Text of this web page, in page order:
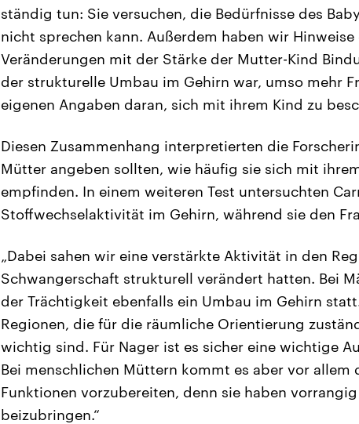
ständig tun: Sie versuchen, die Bedürfnisse des
nicht sprechen kann. Außerdem haben wir
Veränderungen mit der Stärke der Mutter-Kind
der strukturelle Umbau im Gehirn war, umso mehr
eigenen Angaben daran, sich mit ihrem Kind zu
Diesen Zusammenhang interpretierten die
Mütter angeben sollten, wie häufig sie sich mit
empfinden. In einem weiteren Test untersuchten
Stoffwechselaktivität im Gehirn, während sie den
„Dabei sahen wir eine verstärkte Aktivität in den
Schwangerschaft strukturell verändert hatten. Bei
der Trächtigkeit ebenfalls ein Umbau im Gehirn
Regionen, die für die räumliche Orientierung
wichtig sind. Für Nager ist es sicher eine wichtige
Bei menschlichen Müttern kommt es aber vor allem
Funktionen vorzubereiten, denn sie haben
beizubringen.“